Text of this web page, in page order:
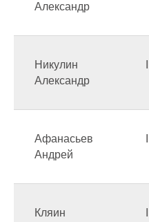
Александр
Никулин
Александр
Афанасьев
Андрей
Кляин